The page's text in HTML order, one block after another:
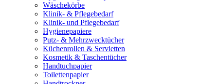
Wäschekörbe
Klinik- & Pflegebedarf
Klinik- und Pflegebedarf
Hygienepapiere
Putz- & Mehrzwecktücher
Küchenrollen & Servietten
Kosmetik & Taschentücher
Handtuchpapier
Toilettenpapier